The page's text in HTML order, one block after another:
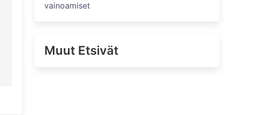
vainoamiset
Muut Etsivät